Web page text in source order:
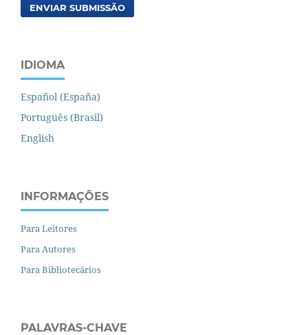
ENVIAR SUBMISSÃO
IDIOMA
Español (España)
Português (Brasil)
English
INFORMAÇÕES
Para Leitores
Para Autores
Para Bibliotecários
PALAVRAS-CHAVE